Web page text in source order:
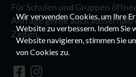
Für Schulen und Gruppen
Anfrage gerne auch ausserhalb
Zeiten.
Wir verwenden Cookies, um Ihre
Website zu verbessern. Indem Sie
Website navigieren, stimmen Sie
von Cookies zu.